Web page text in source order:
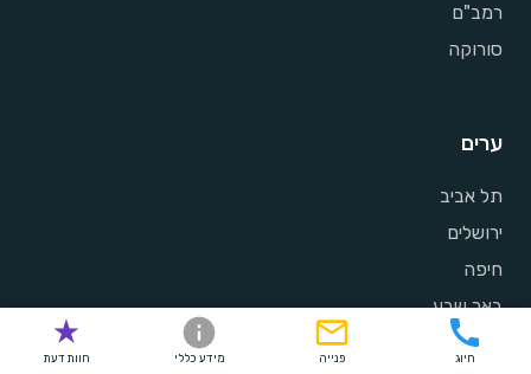
רמב"ם
סורוקה
ערים
תל אביב
ירושלים
חיפה
באר שבע
ראשון לציון
חיוג פנייה מידע כללי חוות דעת